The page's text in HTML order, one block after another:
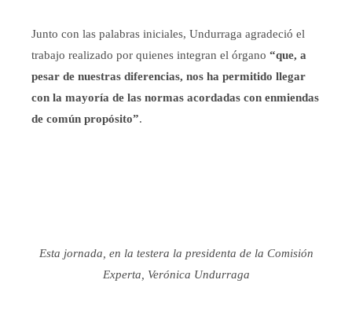
Junto con las palabras iniciales, Undurraga agradeció el
trabajo realizado por quienes integran el órgano “que, a
pesar de nuestras diferencias, nos ha permitido llegar
con la mayoría de las normas acordadas con enmiendas
de común propósito”.
Esta jornada, en la testera la presidenta de la Comisión
Experta, Verónica Undurraga